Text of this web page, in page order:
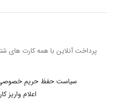
پرداخت آنلاین با همه کارت های
سیاست حفظ حریم
اعلام واریز